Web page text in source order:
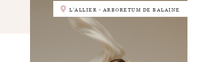
L'ALLIER - ARBORETUM DE BALAINE